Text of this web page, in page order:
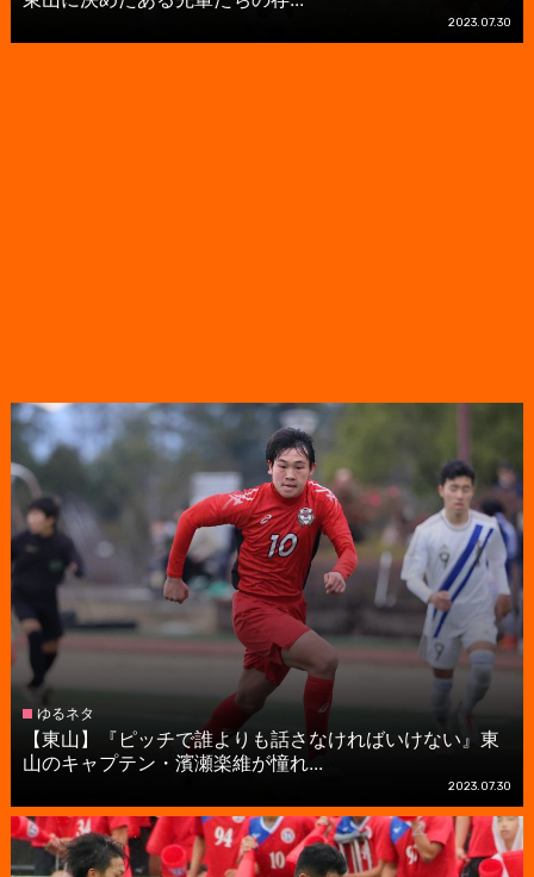
2023.07.30
ゆるネタ
【東山】『ピッチで誰よりも話さなければいけない』東
山のキャプテン・濱瀬楽維が憧れ...
2023.07.30